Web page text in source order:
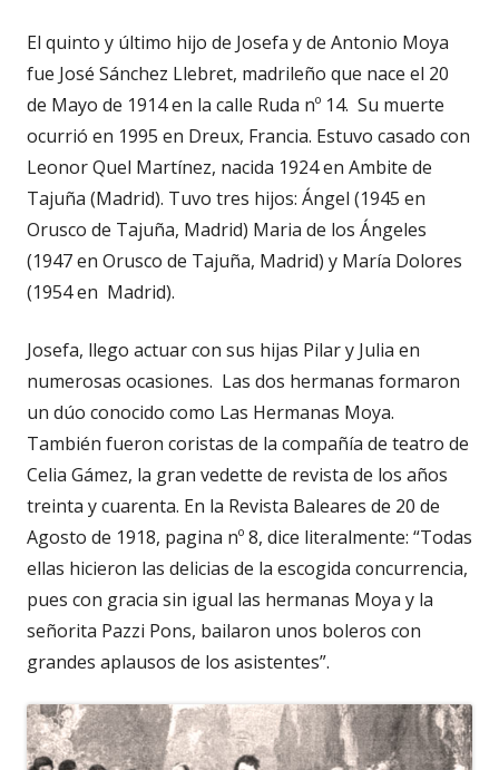
El quinto y último hijo de Josefa y de Antonio Moya
fue José Sánchez Llebret, madrileño que nace el 20
de Mayo de 1914 en la calle Ruda nº 14. Su muerte
ocurrió en 1995 en Dreux, Francia. Estuvo casado con
Leonor Quel Martínez, nacida 1924 en Ambite de
Tajuña (Madrid). Tuvo tres hijos: Ángel (1945 en
Orusco de Tajuña, Madrid) Maria de los Ángeles
(1947 en Orusco de Tajuña, Madrid) y María Dolores
(1954 en Madrid).
Josefa, llego actuar con sus hijas Pilar y Julia en
numerosas ocasiones. Las dos hermanas formaron
un dúo conocido como Las Hermanas Moya.
También fueron coristas de la compañía de teatro de
Celia Gámez, la gran vedette de revista de los años
treinta y cuarenta. En la Revista Baleares de 20 de
Agosto de 1918, pagina nº 8, dice literalmente: “Todas
ellas hicieron las delicias de la escogida concurrencia,
pues con gracia sin igual las hermanas Moya y la
señorita Pazzi Pons, bailaron unos boleros con
grandes aplausos de los asistentes”.